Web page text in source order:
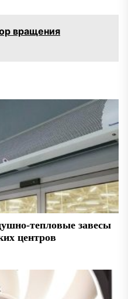
вращения
тепловые завесы
центров